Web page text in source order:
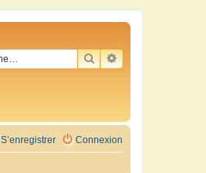
RECHERCHER
RECHERCHE
Connexion
S’enregistrer